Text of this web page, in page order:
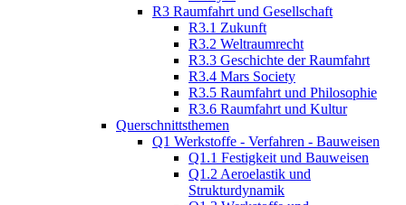
R3 Raumfahrt und Gesellschaft
R3.1 Zukunft
R3.2 Weltraumrecht
R3.3 Geschichte der Raumfahrt
R3.4 Mars Society
R3.5 Raumfahrt und Philosophie
R3.6 Raumfahrt und Kultur
Querschnittsthemen
Q1 Werkstoffe - Verfahren - Bauweisen
Q1.1 Festigkeit und Bauweisen
Q1.2 Aeroelastik und
Strukturdynamik